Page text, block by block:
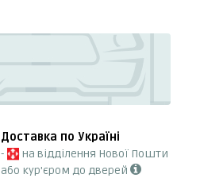
Доставка по Україні
-
на відділення Нової Пошти
або кур'єром до дверей